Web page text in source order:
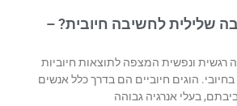
שלילית לחשיבה חיובית? –
רגשית ונפשית המצפה לתוצאות חיוביות
הוגים חיוביים הם בדרך כלל אנשים
בעלי אנרגיה גבוהה